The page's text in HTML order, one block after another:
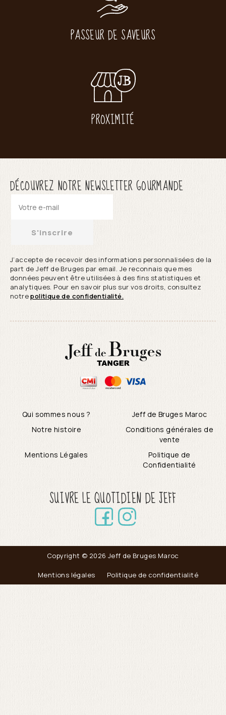
PASSEUR DE SAVEURS
PROXIMITÉ
DÉCOUVREZ NOTRE NEWSLETTER GOURMANDE
S'inscrire
J’accepte de recevoir des informations personnalisées de la
part de Jeff de Bruges par email. Je reconnais que mes
données peuvent être utilisées à des fins statistiques et
analytiques. Pour en savoir plus sur vos droits, consultez
notrepolitique de confidentialité.
Qui sommes nous ?
Jeff de Bruges Maroc
Notre histoire
Conditions générales de
vente
Mentions Légales
Politique de
Confidentialité
SUIVRE LE QUOTIDIEN DE JEFF
Copyright © 2026 Jeff de Bruges Maroc
Mentions légales Politique de confidentialité